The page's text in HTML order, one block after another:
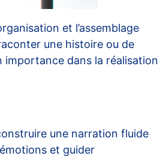
et l’assemblage
une histoire ou de
importance dans la réalisation
une narration fluide
et guider